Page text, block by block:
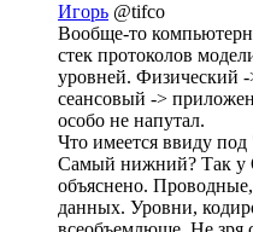
Игорь @tifco
Вообще-то
стек протоколов
уровней. Физический
сеансовый ->
особо не напутал.
Что имеется ввиду
Самый нижний? Так у
объяснено.
данных. Уровни,